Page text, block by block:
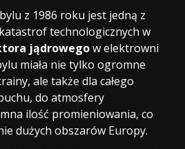
z 1986 roku jest jedną z
technologicznych w
jądrowegow elektrowni
miała nie tylko ogromne
ale także dla całego
do atmosfery
ilość promieniowania, co
dużych obszarów Europy.